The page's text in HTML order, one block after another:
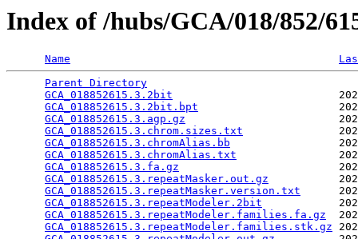
Index of /hubs/GCA/018/852/
Name
Parent Directory
GCA_018852615.3.2bit
GCA_018852615.3.2bit.bpt
GCA_018852615.3.agp.gz
GCA_018852615.3.chrom.sizes.txt
GCA_018852615.3.chromAlias.bb
GCA_018852615.3.chromAlias.txt
GCA_018852615.3.fa.gz
GCA_018852615.3.repeatMasker.out.gz
GCA_018852615.3.repeatMasker.version.txt
GCA_018852615.3.repeatModeler.2bit
GCA_018852615.3.repeatModeler.families.fa.gz
GCA_018852615.3.repeatModeler.families.stk.gz